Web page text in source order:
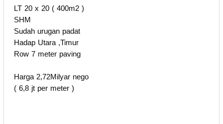
LT 20 x 20 ( 400m2 )
SHM
Sudah urugan padat
Hadap Utara ,Timur
Row 7 meter paving
Harga 2,72Milyar nego
( 6,8 jt per meter )